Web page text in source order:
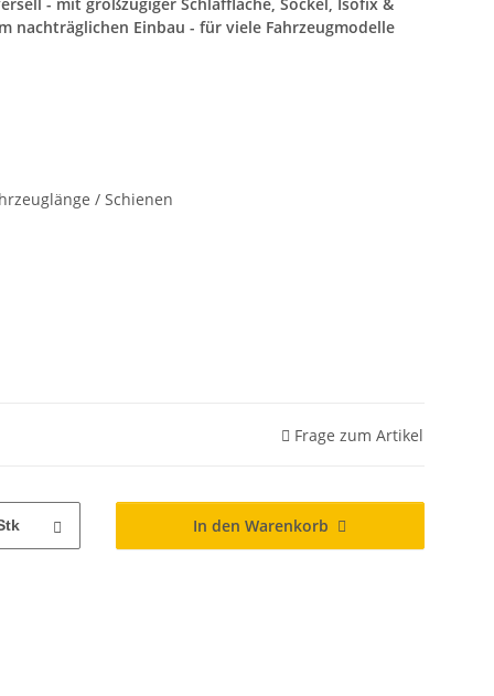
- mit großzügiger Schlaffläche, Sockel, Isofix &
nachträglichen Einbau - für viele Fahrzeugmodelle
/ Schienen
Frage zum Artikel
In den Warenkorb